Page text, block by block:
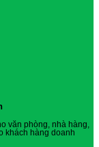
văn phòng, nhà hàng,
khách hàng doanh